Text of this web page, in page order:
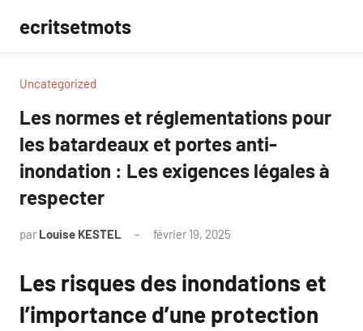
contenu
ecritsetmots
Uncategorized
Les normes et réglementations pour
les batardeaux et portes anti-
inondation : Les exigences légales à
respecter
par Louise KESTEL février 19, 2025
Les risques des inondations et
l’importance d’une protection